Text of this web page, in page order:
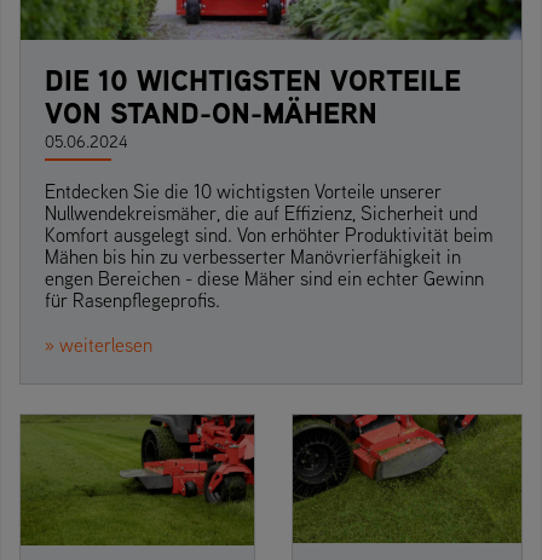
DIE 10 WICHTIGSTEN VORTEILE
VON STAND-ON-MÄHERN
05.06.2024
Entdecken Sie die 10 wichtigsten Vorteile unserer
Nullwendekreismäher, die auf Effizienz, Sicherheit und
Komfort ausgelegt sind. Von erhöhter Produktivität beim
Mähen bis hin zu verbesserter Manövrierfähigkeit in
engen Bereichen - diese Mäher sind ein echter Gewinn
für Rasenpflegeprofis.
» weiterlesen